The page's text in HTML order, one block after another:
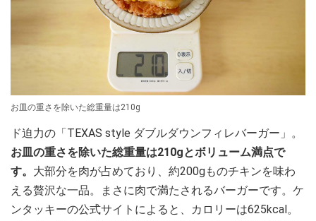
お皿の重さを除いた総重量は210g
ド迫力の「TEXAS style ダブルダウンフィレバーガー」。
お皿の重さを除いた総重量は210gとボリューム満点で
す。 大部分を肉が占めており、約200gものチキンを味わ
える贅沢な一品。まさに肉で満たされるバーガーです。ケ
ンタッキーの公式サイトによると、カロリーは625kcal。